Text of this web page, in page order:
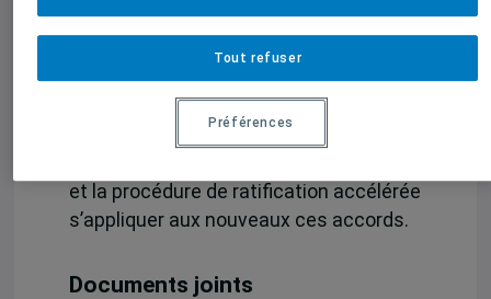
avec 46 pays pour libéraliser encore
davantage le commerce des services.
Tôt ou tard, l’administration Obama
devra se résoudre à demander au
et la procédure de ratification accélérée
s’appliquer aux nouveaux ces accords.
Documents joints
Tout refuser
Préférences